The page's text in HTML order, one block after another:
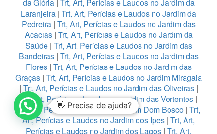
da Glória| Trt, Art, Perícias e Laudos no Jardim da
Laranjeira | Trt, Art, Perícias e Laudos no Jardim da
Pedreira| Trt, Art, Perícias e Laudos no Jardim das
Acacias| Trt, Art, Perícias e Laudos no Jardim da
Saúde| Trt, Art, Perícias e Laudos no Jardim das
Bandeiras| Trt, Art, Perícias e Laudos no Jardim das
Flores| Trt, Art, Perícias e Laudos no Jardim das
Graças| Trt, Art, Perícias e Laudos no Jardim Miragaia
| Trt, Art, Perícias e Laudos no Jardim das Oliveiras|
Trt, Art, Perícias e Laudos no Jardim das Vertentes|
Trt, Art, Perícias e Laudos no Jardim Dom Bosco| Trt,
Art, Perícias e Laudos no Jardim dos Ipes | Trt, Art,
Perícias e Laudos no Jardim dos Lagos | Trt, Art,
👋 Precisa de ajuda?